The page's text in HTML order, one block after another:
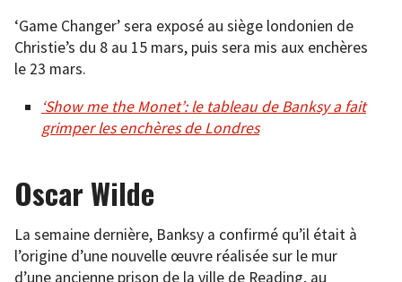
‘Game Changer’ sera exposé au siège londonien de
Christie’s du 8 au 15 mars, puis sera mis aux enchères
le 23 mars.
‘Show me the Monet’: le tableau de Banksy a fait
grimper les enchères de Londres
Oscar Wilde
La semaine dernière, Banksy a confirmé qu’il était à
l’origine d’une nouvelle œuvre réalisée sur le mur
d’une ancienne prison de la ville de Reading, au